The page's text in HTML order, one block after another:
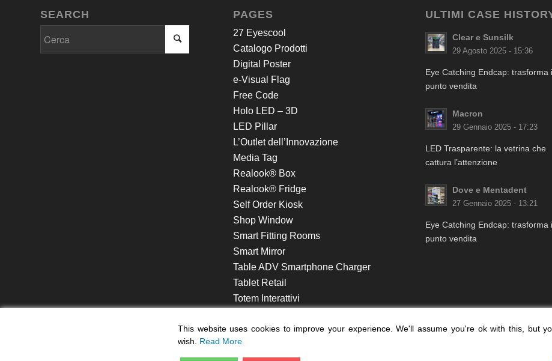
SEARCH PAGES
27 Eyescool
Catalogo Prodotti
Digital Poster
e-Visual Flag
Free Code
Holo LED – 3D
LED Pillar
L’Outlet dell’Innovazione
Media Tag
Realook® Box
Realook® Fridge
Self Order Kiosk
Shop Window
Smart Fitting Rooms
Smart Mirror
Table ADV Smartphone Charger
Tablet Retail
Totem Interattivi
ULTIMI CASE
Clear e Sunsilk
29 Agosto 2025 - 15:36
Eye Catching Endcap: trasforma
punto vendita
Macron
29 Gennaio 2025 - 17:23
LED Trasparente: la vetrina che
cattura l’attenzione
Dove e Mentadent
27 Gennaio 2025 - 13:21
Eye Catching Endcap: trasforma
punto vendita
This website uses cookies to improve your experience. We'll assume you're ok with this, but
wish. Read More